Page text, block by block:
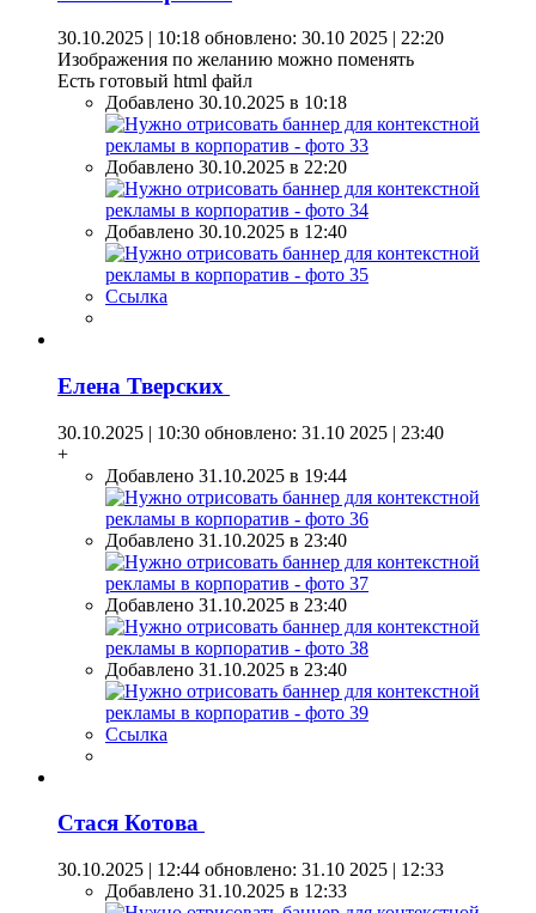
30.10.2025 | 10:18 обновлено: 30.10 2025 | 22:20
Изображения по желанию можно поменять
Есть готовый html файл
Добавлено 30.10.2025 в 10:18
Добавлено 30.10.2025 в 22:20
Добавлено 30.10.2025 в 12:40
Ссылка
Елена Тверских
30.10.2025 | 10:30 обновлено: 31.10 2025 | 23:40
+
Добавлено 31.10.2025 в 19:44
Добавлено 31.10.2025 в 23:40
Добавлено 31.10.2025 в 23:40
Добавлено 31.10.2025 в 23:40
Ссылка
Стася Котова
30.10.2025 | 12:44 обновлено: 31.10 2025 | 12:33
Добавлено 31.10.2025 в 12:33